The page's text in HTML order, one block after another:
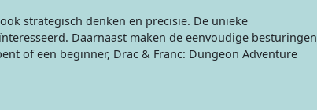
strategisch denken en precisie. De unieke
Daarnaast maken de eenvoudige besturingen
of een beginner, Drac & Franc: Dungeon Adventure